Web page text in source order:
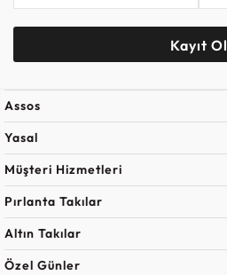
Kayıt Ol
Assos
Yasal
Müşteri Hizmetleri
Pırlanta Takılar
Altın Takılar
Özel Günler